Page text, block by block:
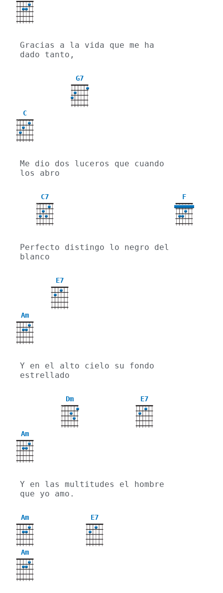
Gracias a la vida que me ha
dado tanto,
G7
C
X
Me dio dos luceros que cuando
los abro
C7
X
F
Perfecto distingo lo negro del
blanco
E7
Am
Y en el alto cielo su fondo
estrellado
Dm
X
E7
Am
Y en las multitudes el hombre
que yo amo.
Am E7
Am